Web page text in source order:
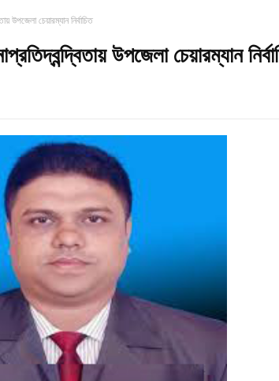
উপজেলা চেয়ারম্যান নির্বাচিত
উপজেলা চেয়ারম্যান